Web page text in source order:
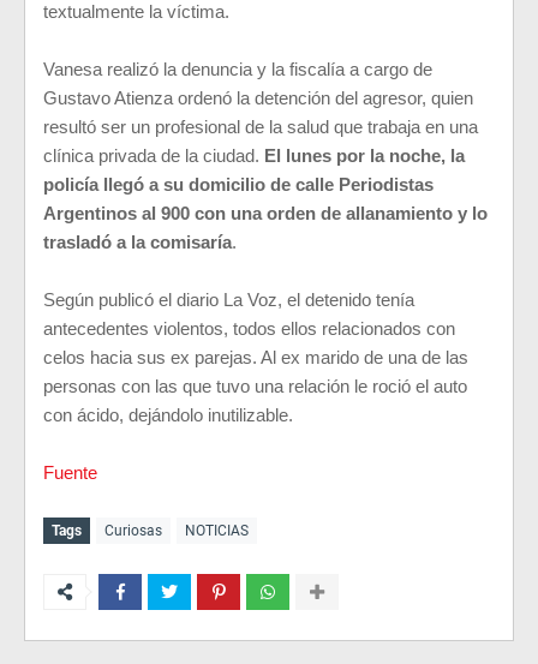
textualmente la víctima.
Vanesa realizó la denuncia y la fiscalía a cargo de
Gustavo Atienza ordenó la detención del agresor, quien
resultó ser un profesional de la salud que trabaja en una
clínica privada de la ciudad. El lunes por la noche, la
policía llegó a su domicilio de calle Periodistas
Argentinos al 900 con una orden de allanamiento y lo
trasladó a la comisaría.
Según publicó el diario La Voz, el detenido tenía
antecedentes violentos, todos ellos relacionados con
celos hacia sus ex parejas. Al ex marido de una de las
personas con las que tuvo una relación le roció el auto
con ácido, dejándolo inutilizable.
Fuente
Tags Curiosas NOTICIAS